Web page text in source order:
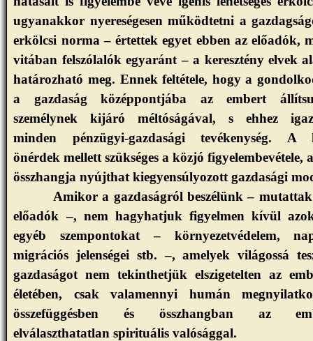
ugyanakkor nyereségesen működtetni a
erkölcsi norma – értettek egyet ebben az előadók,
vitában felszólalók egyaránt – a keresztény elvek
határozható meg. Ennek feltétele, hogy a
a gazdaság középpontjába az embert
személynek kijáró méltóságával, s ehhez
minden pénzügyi-gazdasági tevékenység. A
önérdek mellett szükséges a közjó figyelembevétele,
összhangja nyújthat kiegyensúlyozott gazdasági
Amikor a gazdaságról beszélünk –
előadók –, nem hagyhatjuk figyelmen kívül
egyéb szempontokat – környezetvédelem,
migrációs jelenségei stb. –, amelyek világossá
gazdaságot nem tekinthetjük elszigetelten az
életében, csak valamennyi humán
összefüggésben és összhangban az
elválaszthatatlan spirituális valósággal.